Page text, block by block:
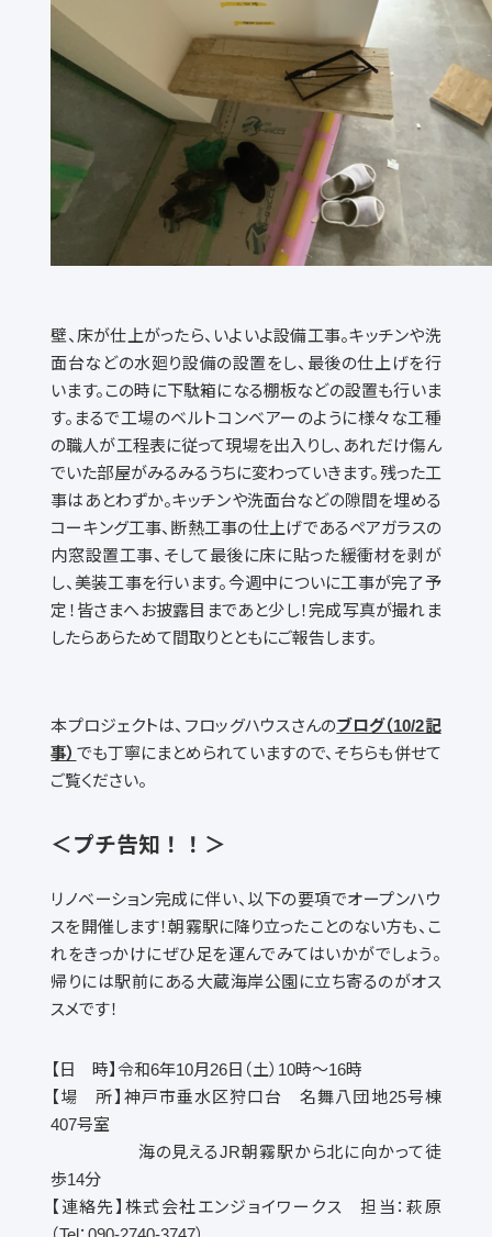
壁、床が仕上がったら、いよいよ設備工事。キッチンや洗
面台などの水廻り設備の設置をし、最後の仕上げを行
います。この時に下駄箱になる棚板などの設置も行いま
す。まるで工場のベルトコンベアーのように様々な工種
の職人が工程表に従って現場を出入りし、あれだけ傷ん
でいた部屋がみるみるうちに変わっていきます。残った工
事はあとわずか。キッチンや洗面台などの隙間を埋める
コーキング工事、断熱工事の仕上げであるペアガラスの
内窓設置工事、そして最後に床に貼った緩衝材を剥が
し、美装工事を行います。今週中についに工事が完了予
定！皆さまへお披露目まであと少し！完成写真が撮れま
したらあらためて間取りとともにご報告します。
本プロジェクトは、フロッグハウスさんのブログ（10/2記
事） でも丁寧にまとめられていますので、そちらも併せて
ご覧ください。
＜プチ告知！！＞
リノベーション完成に伴い、以下の要項でオープンハウ
スを開催します！朝霧駅に降り立ったことのない方も、こ
れをきっかけにぜひ足を運んでみてはいかがでしょう。
帰りには駅前にある大蔵海岸公園に立ち寄るのがオス
スメです！
【日 時】令和6年10月 26 日（土） 10時〜16時
【場 所】神戸市垂水区狩口台 名舞八団地25号棟
407号室
海の見えるJR朝霧駅から北に向かって徒
歩14分
【連絡先】株式会社エンジョイワークス 担当：萩原